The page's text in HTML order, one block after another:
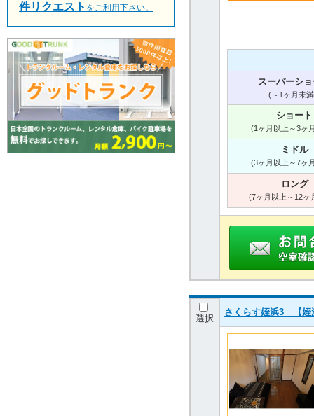
スーパーシ
(～1ヶ月未
ショート
(1ヶ月以上～3ヶ
ミドル
(3ヶ月以上～7ヶ
ロング
(7ヶ月以上～12ヶ
選択
さくらす姪浜3 【姪
件リクエスト をご利用下さい。